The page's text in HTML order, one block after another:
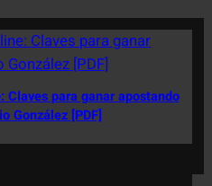
para ganar apostando
González [PDF]